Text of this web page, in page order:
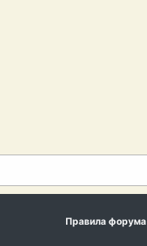
Правила форума